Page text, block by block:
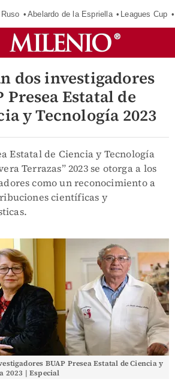
Abelardo de la Espriella Leagues Cup
dos investigadores
Presea Estatal de
y Tecnología 2023
Estatal de Ciencia y Tecnología
Terrazas” 2023 se otorga a los
como un reconocimiento a
científicas y
BUAP Presea Estatal de Ciencia y
2023 | Especial